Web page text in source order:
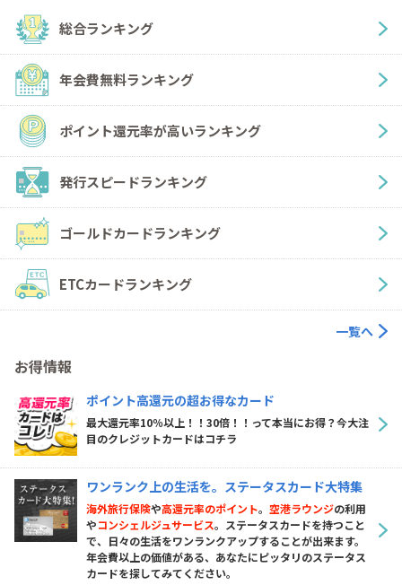
総合ランキング
年会費無料ランキング
ポイント還元率が高いランキング
発行スピードランキング
ゴールドカードランキング
ETCカードランキング
一覧へ
お得情報
ポイント高還元の超お得なカード
最大還元率10％以上！！30倍！！って本当にお得？今大注
目のクレジットカードはコチラ
ワンランク上の生活を。ステータスカード大特集
海外旅行保険や高還元率のポイント。 空港ラウンジの利用
やコンシェルジュサービス。ステータスカードを持つこと
で、日々の生活をワンランクアップすることが出来ます。
年会費以上の価値がある、あなたにピッタリのステータス
カードを探してみてください。